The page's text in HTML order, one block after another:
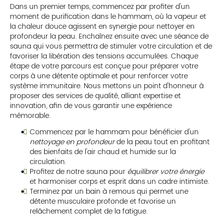
Dans un premier temps, commencez par profiter d'un
moment de purification dans le hammam, où la vapeur et
la chaleur douce agissent en synergie pour nettoyer en
profondeur la peau. Enchaînez ensuite avec une séance de
sauna qui vous permettra de stimuler votre circulation et de
favoriser la libération des tensions accumulées. Chaque
étape de votre parcours est conçue pour préparer votre
corps à une détente optimale et pour renforcer votre
système immunitaire. Nous mettons un point d'honneur à
proposer des services de qualité, alliant expertise et
innovation, afin de vous garantir une expérience
mémorable.
Commencez par le hammam pour bénéficier d'un
nettoyage en profondeurde la peau tout en profitant
des bienfaits de l'air chaud et humide sur la
circulation.
Profitez de notre sauna pour équilibrer votre énergie
et harmoniser corps et esprit dans un cadre intimiste.
Terminez par un bain à remous qui permet une
détente musculaire profonde et favorise un
relâchement complet de la fatigue.